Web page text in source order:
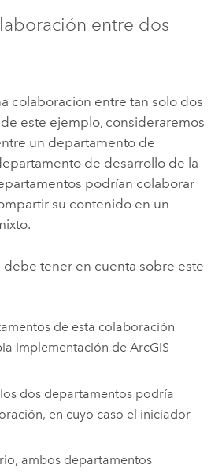
entre dos
colaboración entre tan solo dos
este ejemplo, consideraremos
un departamento de
de desarrollo de la
podrían colaborar
su contenido en un
tener en cuenta sobre este
de esta colaboración
implementación deArcGIS
dos departamentos podría
en cuyo caso el iniciador
ambos departamentos